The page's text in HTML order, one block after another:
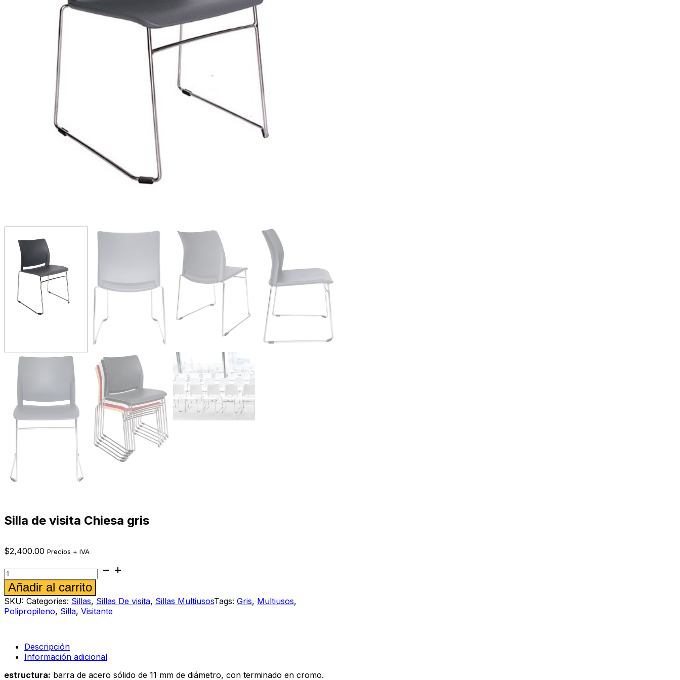
Silla de visita Chiesa gris
$2,400.00 Precios + IVA
Silla
de
visita
Chiesa
gris
cantidad
Añadir al carrito
SKU: Categories: Sillas, Sillas De visita, Sillas MultiusosTags: Gris, Multiusos,
Polipropileno, Silla, Visitante
Descripción
Información adicional
estructura: barra de acero sólido de 11 mm de diámetro, con terminado en cromo.